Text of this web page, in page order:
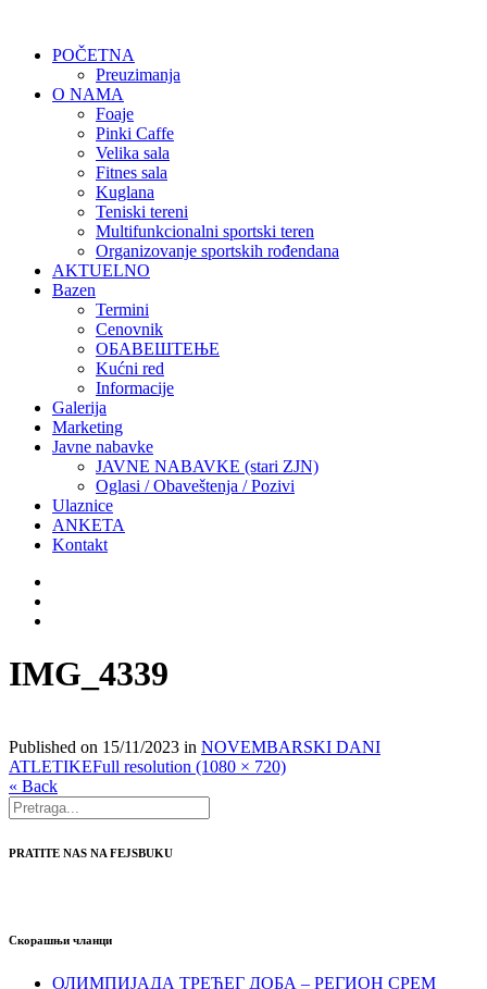
POČETNA
Preuzimanja
O NAMA
Foaje
Pinki Caffe
Velika sala
Fitnes sala
Kuglana
Teniski tereni
Multifunkcionalni sportski teren
Organizovanje sportskih rođendana
AKTUELNO
Bazen
Termini
Cenovnik
ОБАВЕШТЕЊЕ
Kućni red
Informacije
Galerija
Marketing
Javne nabavke
JAVNE NABAVKE (stari ZJN)
Oglasi / Obaveštenja / Pozivi
Ulaznice
ANKETA
Kontakt
IMG_4339
Published on 15/11/2023 in NOVEMBARSKI DANI
ATLETIKEFull resolution (1080 × 720)
« Back
PRATITE NAS NA FEJSBUKU
Скорашњи чланци
ОЛИМПИЈАДА ТРЕЋЕГ ДОБА – РЕГИОН СРЕМ